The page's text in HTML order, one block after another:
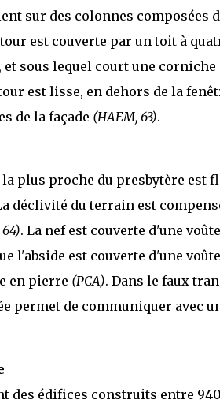
sur des colonnes composées
tour est couverte par un toit à
sous lequel court une corniche
est lisse, en dehors de la
de la façade (HAEM, 63).
plus proche du presbytère est
déclivité du terrain est
. La nef est couverte d'une
l'abside est couverte d'une
en pierre (PCA). Dans le faux
permet de communiquer avec
des édifices construits entre 940